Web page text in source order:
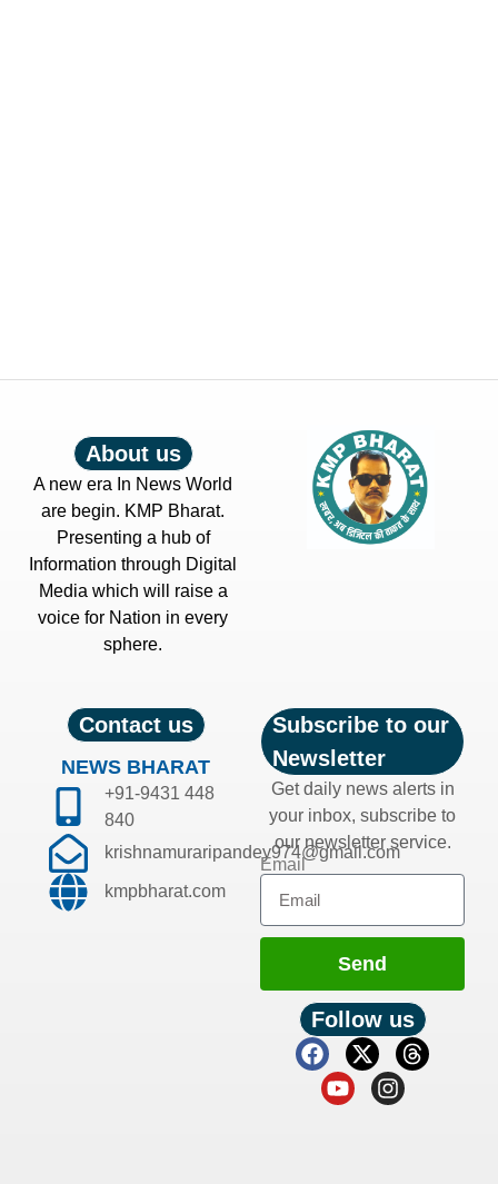
About us
A new era In News World
are begin. KMP Bharat.
Presenting a hub of
Information through Digital
Media which will raise a
voice for Nation in every
sphere.
Contact us
NEWS BHARAT
+91-9431 448
840
krishnamuraripandey974@gmail.com
kmpbharat.com
Subscribe to our
Newsletter
Get daily news alerts in
your inbox, subscribe to
our newsletter service.
Email
Send
Follow us